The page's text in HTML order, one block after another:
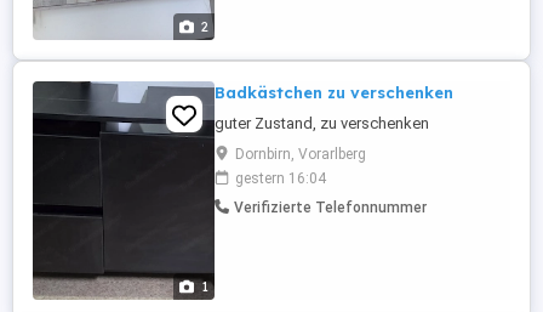
2
1
Badkästchen zu verschenken
guter Zustand, zu verschenken
Dornbirn, Vorarlberg
gestern 16:04
Verifizierte Telefonnummer